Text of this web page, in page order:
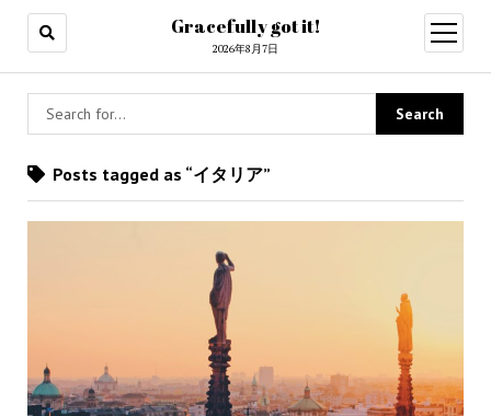
Gracefully got it!
2026年8月7日
open
menu
Posts tagged as “イタリア”